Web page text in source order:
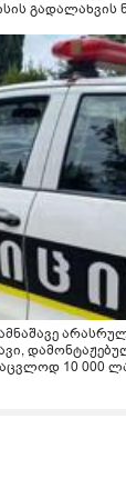
გადალახვის
10 000